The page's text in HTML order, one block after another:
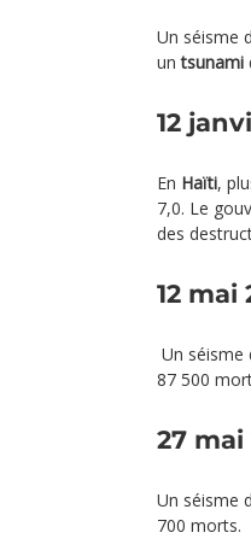
Un séisme
untsunami
12
En Haïti,
7,0. Le
des
12 mai
Un séisme
87 500
27 mai
Un séisme
700 morts.